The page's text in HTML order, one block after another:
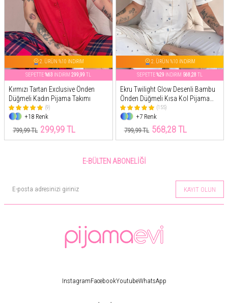
2. ÜRÜN %10 İNDİRİM
SEPETTE%63 İNDİRİM299,99 TL
Kırmızı Tartan Exclusive Önden
Düğmeli Kadın Pijama Takımı
(9)
+18 Renk
799,99 TL 299,99 TL
2. ÜRÜN %10 İNDİRİM
SEPETTE%29 İNDİRİM 568,28 TL
Ekru Twilight Glow Desenli Bambu
Önden Düğmeli Kısa Kol Pijama
Takımı
(155)
+7 Renk
799,99 TL 568,28 TL
E-BÜLTEN ABONELIĞI
KAYIT OLUN
InstagramFacebookYoutubeWhatsApp